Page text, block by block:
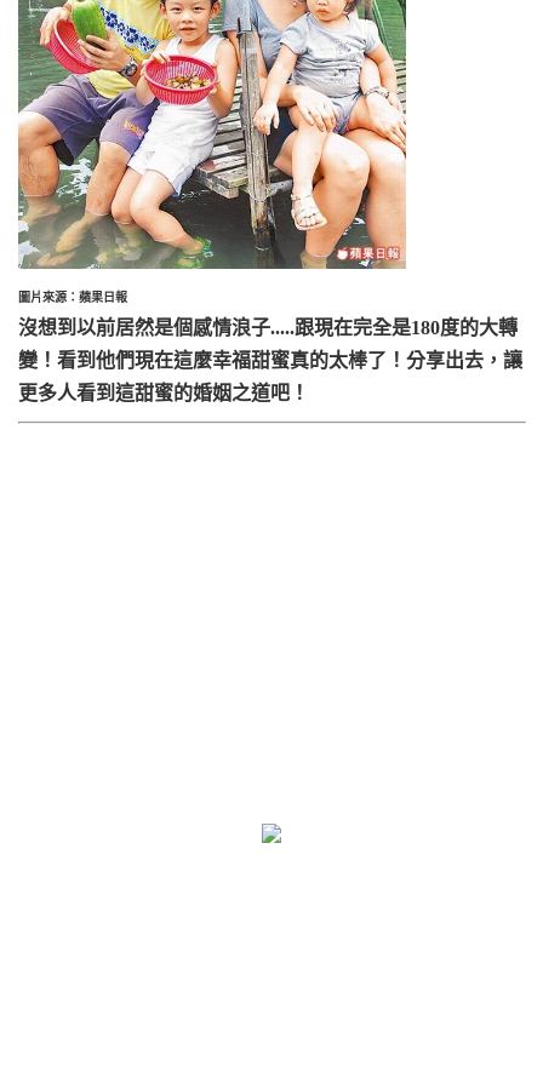
圖片來源：蘋果日報
沒想到以前居然是個感情浪子.....跟現在完全是180度的大轉
變！看到他們現在這麼幸福甜蜜真的太棒了！分享出去，讓
更多人看到這甜蜜的婚姻之道吧！